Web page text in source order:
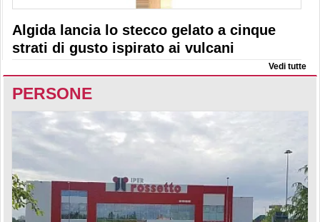
Algida lancia lo stecco gelato a cinque
strati di gusto ispirato ai vulcani
Vedi tutte
PERSONE